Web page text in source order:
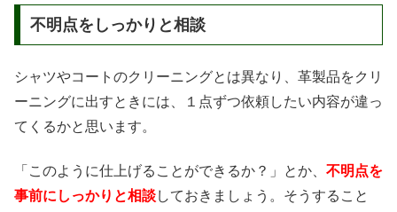
不明点をしっかりと相談
シャツやコートのクリーニングとは異なり、革製品をクリ
ーニングに出すときには、１点ずつ依頼したい内容が違っ
てくるかと思います。
「このように仕上げることができるか？」とか、 不明点を
事前にしっかりと相談しておきましょう。そうすること